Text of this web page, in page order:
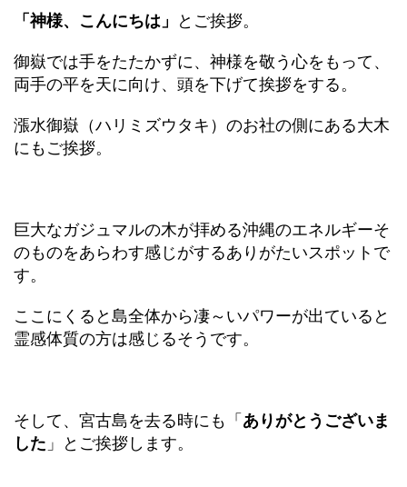
「神様、こんにちは」 とご挨拶。
御嶽では手をたたかずに、神様を敬う心をもって、
両手の平を天に向け、頭を下げて挨拶をする。
漲水御嶽（ハリミズウタキ）のお社の側にある大木
にもご挨拶。
巨大なガジュマルの木が拝める沖縄のエネルギーそ
のものをあらわす感じがするありがたいスポットで
す。
ここにくると島全体から凄～いパワーが出ていると
霊感体質の方は感じるそうです。
そして、宮古島を去る時にも「 ありがとうございま
した 」とご挨拶します。